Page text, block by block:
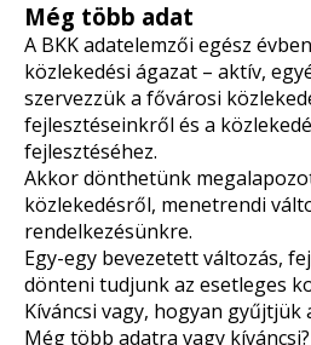
Még több adat
A BKK adatelemzői egész
közlekedési ágazat – aktív,
szervezzük a fővárosi
fejlesztéseinkről és a
fejlesztéséhez.
Akkor dönthetünk
közlekedésről, menetrendi
rendelkezésünkre.
Egy-egy bevezetett változás,
dönteni tudjunk az esetleges
Kíváncsi vagy, hogyan
Még több adatra vagy